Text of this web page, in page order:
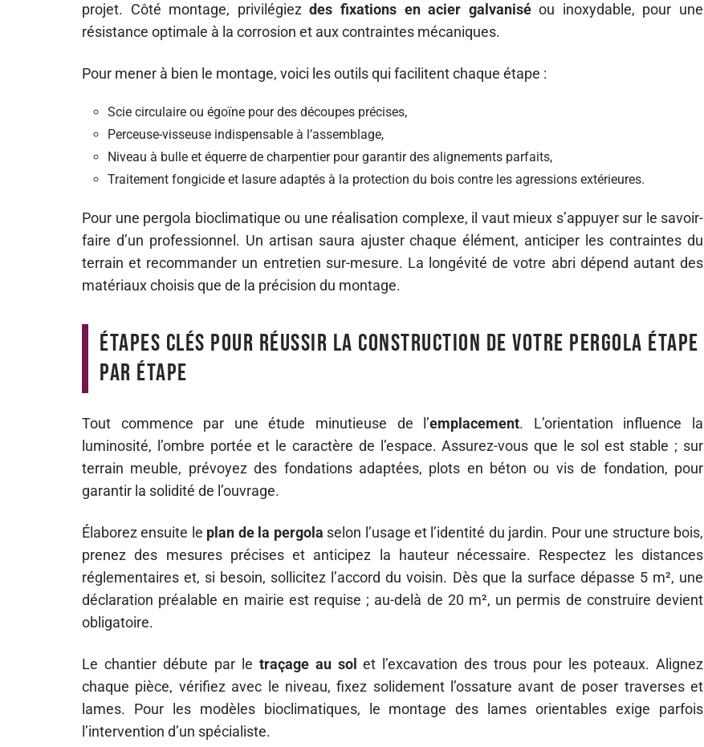
projet. Côté montage, privilégiezdes fixations en acier galvaniséou inoxydable, pour une
résistance optimale à la corrosion et aux contraintes mécaniques.
Pour mener à bien le montage, voici les outils qui facilitent chaque étape :
Scie circulaire ou égoïne pour des découpes précises,
Perceuse-visseuse indispensable à l’assemblage,
Niveau à bulle et équerre de charpentier pour garantir des alignements parfaits,
Traitement fongicide et lasure adaptés à la protection du bois contre les agressions extérieures.
Pour une pergola bioclimatique ou une réalisation complexe, il vaut mieux s’appuyer sur le savoir-
faire d’un professionnel. Un artisan saura ajuster chaque élément, anticiper les contraintes du
terrain et recommander un entretien sur-mesure. La longévité de votre abri dépend autant des
matériaux choisis que de la précision du montage.
Étapes clés pour réussir la construction de votre pergola étape
par étape
Tout commence par une étude minutieuse de l’emplacement. L’orientation influence la
luminosité, l’ombre portée et le caractère de l’espace. Assurez-vous que le sol est stable ; sur
terrain meuble, prévoyez des fondations adaptées, plots en béton ou vis de fondation, pour
garantir la solidité de l’ouvrage.
Élaborez ensuite le plan de la pergola selon l’usage et l’identité du jardin. Pour une structure bois,
prenez des mesures précises et anticipez la hauteur nécessaire. Respectez les distances
réglementaires et, si besoin, sollicitez l’accord du voisin. Dès que la surface dépasse 5 m², une
déclaration préalable en mairie est requise ; au-delà de 20 m², un permis de construire devient
obligatoire.
Le chantier débute par le traçage au sol et l’excavation des trous pour les poteaux. Alignez
chaque pièce, vérifiez avec le niveau, fixez solidement l’ossature avant de poser traverses et
lames. Pour les modèles bioclimatiques, le montage des lames orientables exige parfois
l’intervention d’un spécialiste.